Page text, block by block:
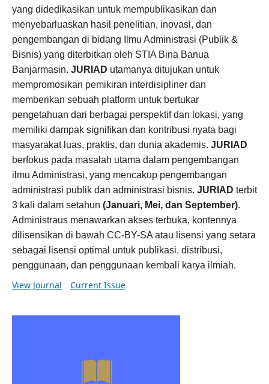
yang didedikasikan untuk mempublikasikan dan
menyebarluaskan hasil penelitian, inovasi, dan
pengembangan di bidang Ilmu Administrasi (Publik &
Bisnis) yang diterbitkan oleh STIA Bina Banua
Banjarmasin. JURIAD utamanya ditujukan untuk
mempromosikan pemikiran interdisipliner dan
memberikan sebuah platform untuk bertukar
pengetahuan dari berbagai perspektif dan lokasi, yang
memiliki dampak signifikan dan kontribusi nyata bagi
masyarakat luas, praktis, dan dunia akademis. JURIAD
berfokus pada masalah utama dalam pengembangan
ilmu Administrasi, yang mencakup pengembangan
administrasi publik dan administrasi bisnis. JURIAD terbit
3 kali dalam setahun (Januari, Mei, dan September).
Administraus menawarkan akses terbuka, kontennya
dilisensikan di bawah CC-BY-SA atau lisensi yang setara
sebagai lisensi optimal untuk publikasi, distribusi,
penggunaan, dan penggunaan kembali karya ilmiah.
View Journal Current Issue